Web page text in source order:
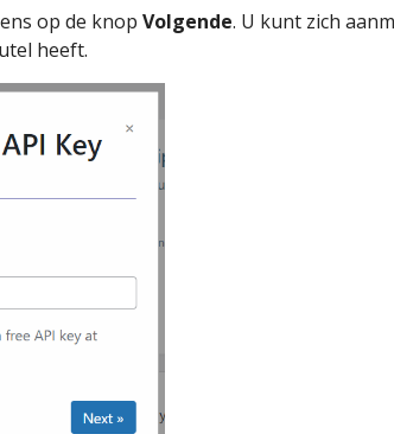
op de knop Volgende. U kunt zich
heeft.